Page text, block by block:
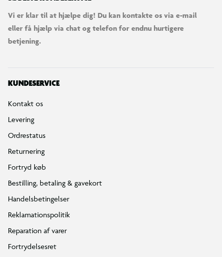
Vi er klar til at hjælpe dig! Du kan kontakte os via e-mail
eller få hjælp via chat og telefon for endnu hurtigere
betjening.
KUNDESERVICE
Kontakt os
Levering
Ordrestatus
Returnering
Fortryd køb
Bestilling, betaling & gavekort
Handelsbetingelser
Reklamationspolitik
Reparation af varer
Fortrydelsesret